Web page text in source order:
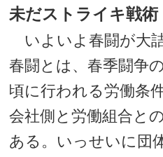
未だストライキ戦術
いよいよ春闘が大
春闘とは、春季闘争
頃に行われる労働条
会社側と労働組合と
ある。いっせいに団